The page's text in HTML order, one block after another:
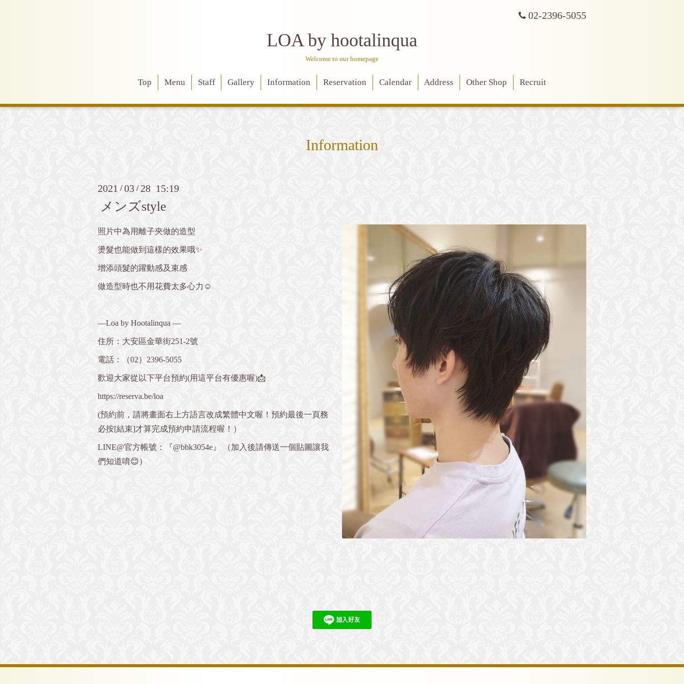
02-2396-5055
LOA by hootalinqua
Welcome to our homepage
Top Menu Staff Gallery Information Reservation Calendar Address Other Shop Recruit
Information
2021 /03 / 28 15:19
メンズstyle
照片中為用離子夾做的造型
燙髮也能做到這樣的效果哦✨
增添頭髮的躍動感及束感
做造型時也不用花費太多心力☺️
—Loa by Hootalinqua —
住所：大安區金華街251-2號
電話： （02）2396-5055
歡迎大家從以下平台預約(用這平台有優惠喔)📩
https://reserva.be/loa
(預約前，請將畫面右上方語言改成繁體中文喔！預約最後一頁務
必按[結束]才算完成預約申請流程喔！）
LINE@官方帳號：『@bbk3054e』 （加入後請傳送一個貼圖讓我
們知道唷😊）